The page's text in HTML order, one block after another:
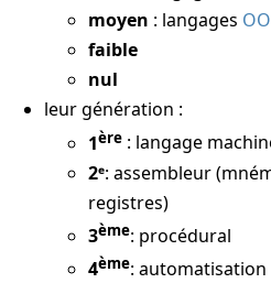
moyen : langages OO
faible
nul
leur génération :
1ère : langage
2ᵉ: assembleur
registres)
3ème: procédural
4ème: automatisation